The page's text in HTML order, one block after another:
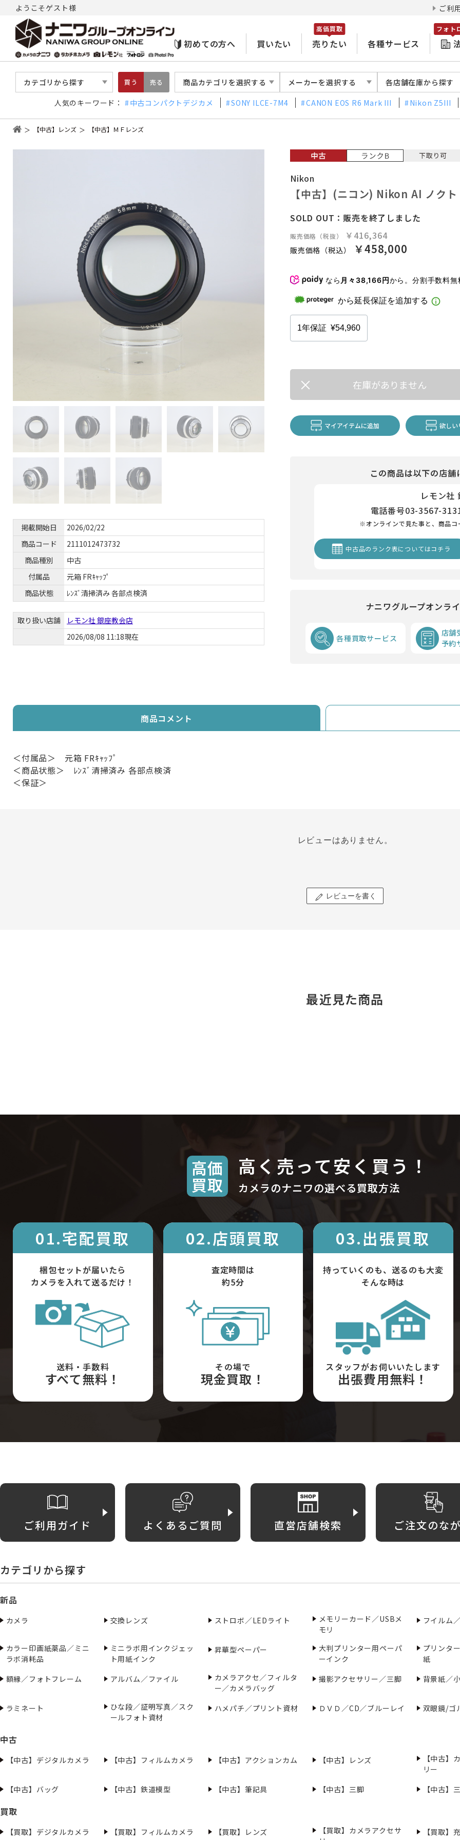
ようこそゲスト様 ご利
初めての方へ 買いたい 売りたい
高価買取
各種サービス
フォト
カテゴリから探す 買う 売る 商品カテゴリを選択する メーカーを選択する 各店舗在庫から探す
人気のキーワード： 中古コンパクトデジカメ SONY ILCE-7M4 CANON EOS R6 Mark III Nikon Z5III
【中古】レンズ 【中古】ＭＦレンズ
掲載開始日
2026/02/22
商品コード
2111012473732
商品種別
中古
付属品
元箱 FRｷｬｯﾌﾟ
商品状態
ﾚﾝｽﾞ清掃済み 各部点検済
取り扱い店舗
レモン社 銀座教会店
2026/08/08 11:18現在
Nikon
【中古】(ニコン) Nikon AI ノク
SOLD OUT：販売を終了しました
販売価格（税抜） ￥416,364
販売価格（税込） ￥458,000
なら 月々38,166円から。分割手数料
在庫がありません
マイアイテムに追加 欲しい
この商品は以下の店
レモン社
電話番号03-3567-
※オンラインで見た事と、商品コ
中古品のランク表についてはコチラ
ナニワグループオンラ
各種買取サービス
店舗
予約
商品コメント
＜付属品＞ 元箱 FRｷｬｯﾌﾟ
＜商品状態＞ ﾚﾝｽﾞ清掃済み 各部点検済
＜保証＞
レビューはありません。
レビューを書く
最近見た商品
高価
買取
高く売って安く買う！
カメラのナニワの選べる買取方法
01.宅配買取
梱包セットが届いたら
カメラを入れて送るだけ！
送料・手数料
すべて無料！
02.店頭買取
査定時間は
約5分
その場で
現金買取！
03.出張買取
持っていくのも、送るのも大変
そんな時は
スタッフがお伺いいたします
出張費用無料！
ご利用ガイド よくあるご質問 直営店舗検索 ご注文のな
カテゴリから探す
新品
カメラ 交換レンズ ストロボ／LEDライト
メモリーカード／USBメ
モリ
フイルム
カラー印画紙薬品／ミニ
ラボ消耗品
ミニラボ用インクジェッ
ト用紙インク
昇華型ペーパー
大判プリンター用ペーパ
ーインク
プリンタ
紙
額縁／フォトフレーム
アルバム／ファイル
カメラアクセ／フィルタ
ー／カメラバッグ
撮影アクセサリー／三脚 背景紙／
ラミネート
ひな段／証明写真／スク
ールフォト資材
ハメパチ／プリント資材 ＤＶＤ／CD／ブルーレイ 双眼鏡/ゴ
中古
【中古】デジタルカメラ 【中古】フィルムカメラ 【中古】アクションカム 【中古】レンズ
【中古】
リー
【中古】バッグ
【中古】鉄道模型 【中古】筆記具 【中古】三脚 【中古】
買取
【買取】デジタルカメラ 【買取】フィルムカメラ 【買取】レンズ
【買取】カメラアクセサ
【買取】